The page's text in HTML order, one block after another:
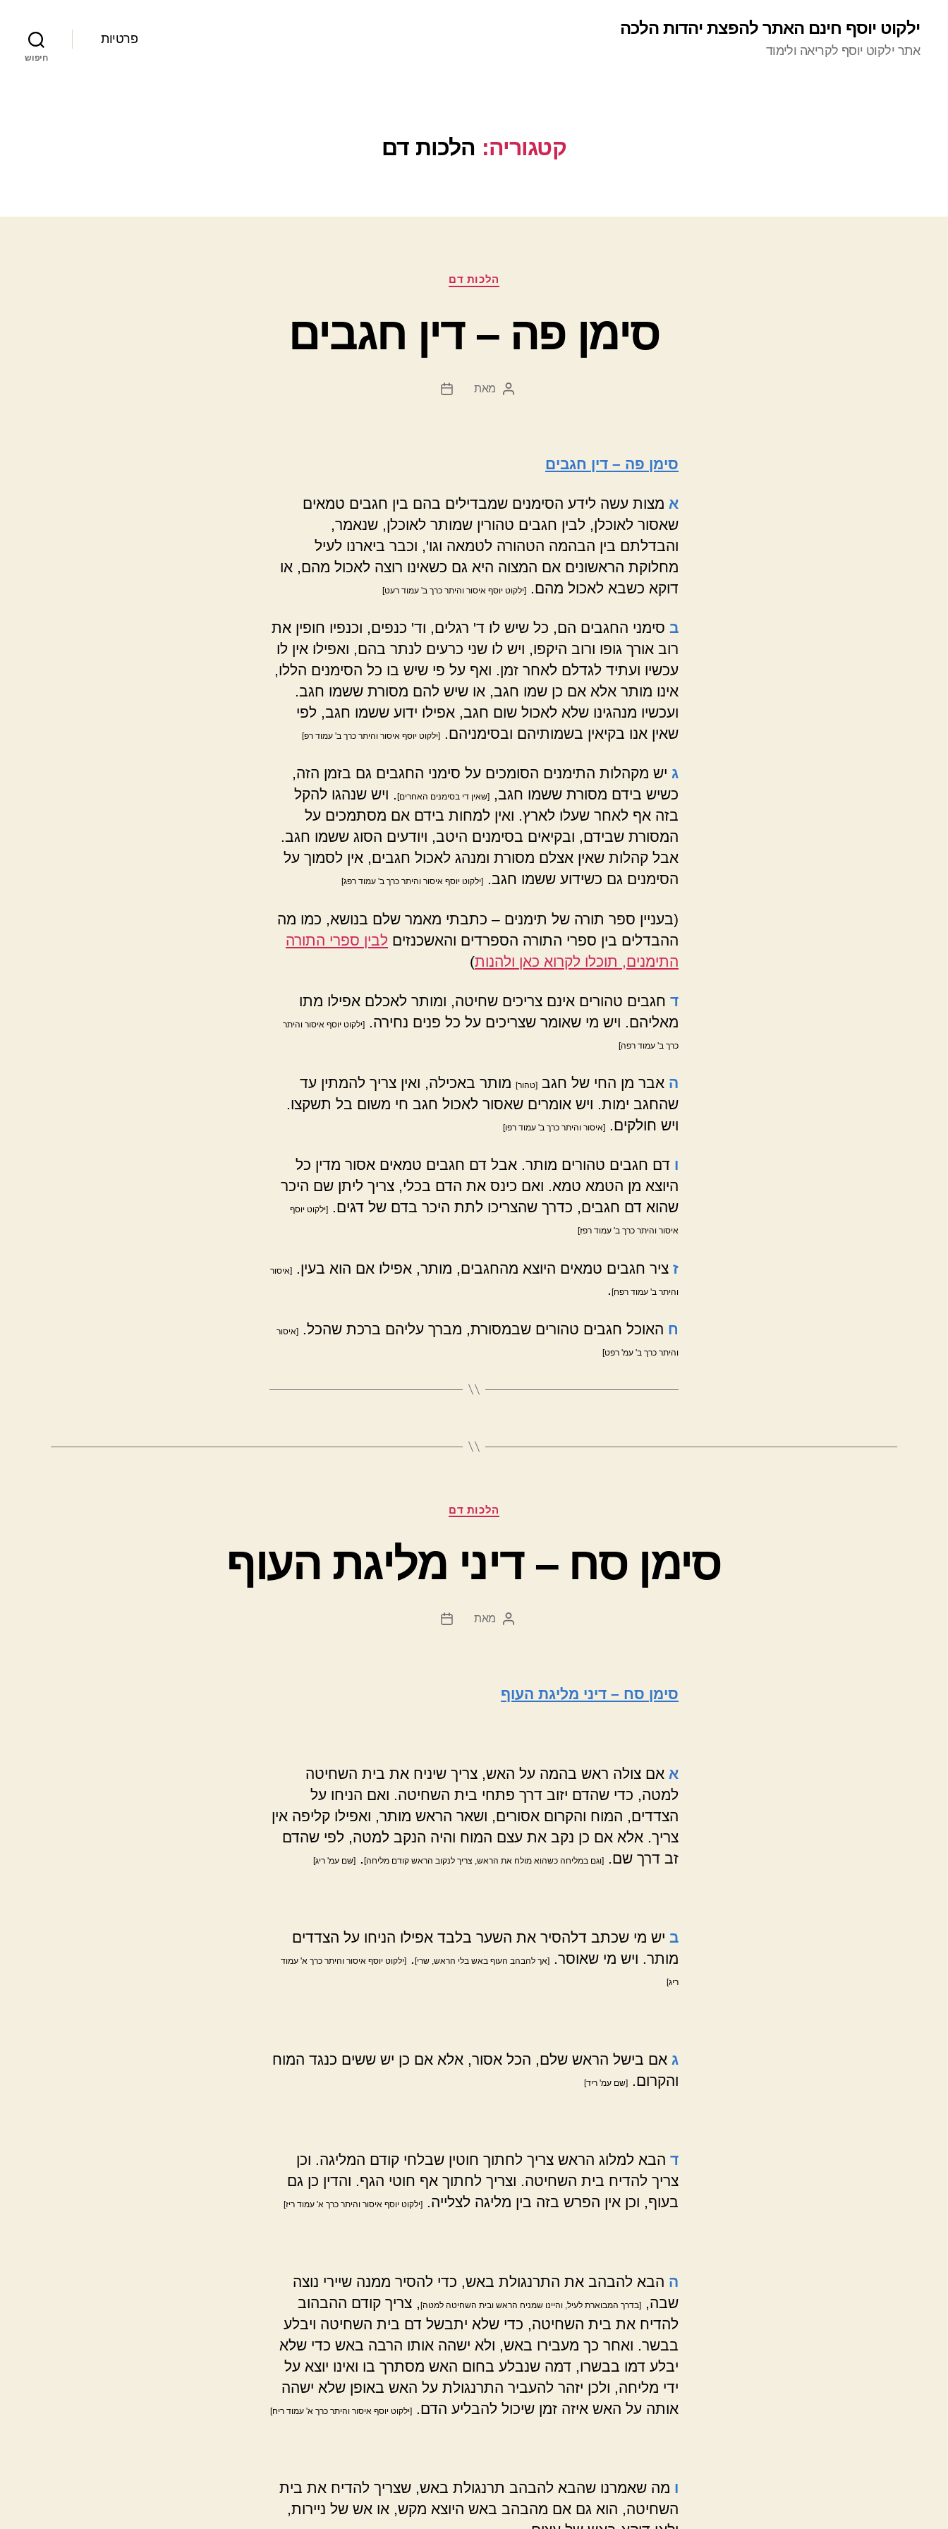
ילקוט יוסף חינם האתר להפצת יהדות הלכה
אתר ילקוט יוסף לקריאה ולימוד
פרטיות
חיפוש
קטגוריה: הלכות דם
קטגוריות
הלכות דם
סימן פה – דין חגבים
המחבר
מאת
תאריך
סימן פה – דין חגבים
א מצות עשה לידע הסימנים שמבדילים בהם בין חגבים טמאים
שאסור לאוכלן, לבין חגבים טהורין שמותר לאוכלן, שנאמר,
והבדלתם בין הבהמה הטהורה לטמאה וגו', וכבר ביארנו לעיל
מחלוקת הראשונים אם המצוה היא גם כשאינו רוצה לאכול מהם, או
דוקא כשבא לאכול מהם. [ילקוט יוסף איסור והיתר כרך ב' עמוד רעט]
ב סימני החגבים הם, כל שיש לו ד' רגלים, וד' כנפים, וכנפיו חופין את
רוב אורך גופו ורוב היקפו, ויש לו שני כרעים לנתר בהם, ואפילו אין לו
עכשיו ועתיד לגדלם לאחר זמן. ואף על פי שיש בו כל הסימנים הללו,
אינו מותר אלא אם כן שמו חגב, או שיש להם מסורת ששמו חגב.
ועכשיו מנהגינו שלא לאכול שום חגב, אפילו ידוע ששמו חגב, לפי
שאין אנו בקיאין בשמותיהם ובסימניהם.
[ילקוט יוסף איסור והיתר כרך ב' עמוד רפ]
ג יש מקהלות התימנים הסומכים על סימני החגבים גם בזמן הזה,
כשיש בידם מסורת ששמו חגב,
[שאין די בסימנים האחרים] . ויש שנהגו להקל
בזה אף לאחר שעלו לארץ. ואין למחות בידם אם מסתמכים על
המסורת שבידם, ובקיאים בסימנים היטב, ויודעים הסוג ששמו חגב.
אבל קהלות שאין אצלם מסורת ומנהג לאכול חגבים, אין לסמוך על
הסימנים גם כשידוע ששמו חגב.
[ילקוט יוסף איסור והיתר כרך ב' עמוד רפג]
(בעניין ספר תורה של תימנים – כתבתי מאמר שלם בנושא, כמו מה
ההבדלים בין ספרי התורה הספרדים והאשכנזים לבין ספרי התורה
התימנים, תוכלו לקרוא כאן ולהנות)
ד חגבים טהורים אינם צריכים שחיטה, ומותר לאכלם אפילו מתו
מאליהם. ויש מי שאומר שצריכים על כל פנים נחירה. [ילקוט יוסף איסור והיתר
כרך ב' עמוד רפה]
ה אבר מן החי של חגב [טהור]
מותר באכילה, ואין צריך להמתין עד
שהחגב ימות. ויש אומרים שאסור לאכול חגב חי משום בל תשקצו.
ויש חולקים.
[איסור והיתר כרך ב' עמוד רפו]
ו דם חגבים טהורים מותר. אבל דם חגבים טמאים אסור מדין כל
היוצא מן הטמא טמא. ואם כינס את הדם בכלי, צריך ליתן שם היכר
שהוא דם חגבים, כדרך שהצריכו לתת היכר בדם של דגים.
[ילקוט יוסף
איסור והיתר כרך ב' עמוד רפז]
ז ציר חגבים טמאים היוצא מהחגבים, מותר, אפילו אם הוא בעין. [איסור
והיתר ב' עמוד רפח]
ח האוכל חגבים טהורים שבמסורת, מברך עליהם ברכת שהכל. [איסור
והיתר כרך ב' עמ' רפט]
הלכות דם
סימן סח – דיני מליגת העוף
המחבר
מאת
תאריך
סימן סח – דיני מליגת העוף
א אם צולה ראש בהמה על האש, צריך שיניח את בית השחיטה
למטה, כדי שהדם יזוב דרך פתחי בית השחיטה. ואם הניחו על
הצדדים, המוח והקרום אסורים, ושאר הראש מותר, ואפילו קליפה אין
צריך. אלא אם כן נקב את עצם המוח והיה הנקב למטה, לפי שהדם
זב דרך שם. [וגם במליחה כשהוא מולח את הראש, צריך לנקוב הראש קודם מליחה]. [שם עמ' ריג]
ב יש מי שכתב דלהסיר את השער בלבד אפילו הניחו על הצדדים
מותר. ויש מי שאוסר.
[אך להבהב העוף באש בלי הראש, שרי] . [ילקוט יוסף איסור והיתר כרך א' עמוד
ריג]
ג אם בישל הראש שלם, הכל אסור, אלא אם כן יש ששים כנגד המוח
והקרום. [שם עמ' ריד]
ד הבא למלוג הראש צריך לחתוך חוטין שבלחי קודם המליגה. וכן
צריך להדיח בית השחיטה. וצריך לחתוך אף חוטי הגף. והדין כן גם
בעוף, וכן אין הפרש בזה בין מליגה לצלייה.
[ילקוט יוסף איסור והיתר כרך א' עמוד ריז]
ה הבא להבהב את התרנגולת באש, כדי להסיר ממנה שיירי נוצה
שבה, [בדרך המבוארת לעיל, והיינו שמניח הראש ובית השחיטה למטה], צריך קודם ההבהוב
להדיח את בית השחיטה, כדי שלא יתבשל דם בית השחיטה ויבלע
בבשר. ואחר כך מעבירו באש, ולא ישהה אותו הרבה באש כדי שלא
יבלע דמו בבשרו, דמה שנבלע בחום האש מסתרך בו ואינו יוצא על
ידי מליחה, ולכן יזהר להעביר התרנגולת על האש באופן שלא ישהה
אותה על האש איזה זמן שיכול להבליע הדם. [ילקוט יוסף איסור והיתר כרך א' עמוד ריח]
ו מה שאמרנו שהבא להבהב תרנגולת באש, שצריך להדיח את בית
השחיטה, הוא גם אם מהבהב באש היוצא מקש, או אש של ניירות,